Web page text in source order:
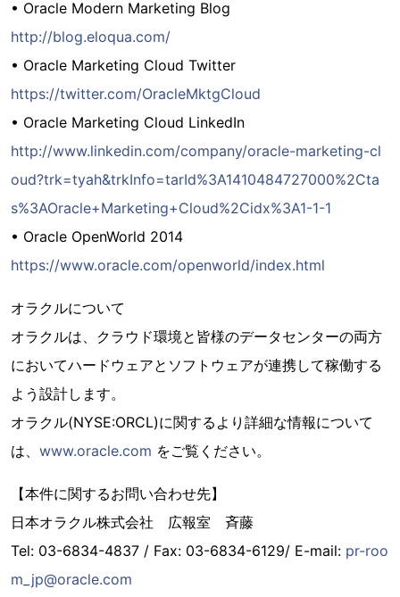
• Oracle Modern Marketing Blog
http://blog.eloqua.com/
• Oracle Marketing Cloud Twitter
https://twitter.com/OracleMktgCloud
• Oracle Marketing Cloud LinkedIn
http://www.linkedin.com/company/oracle-marketing-cl
oud?trk=tyah&trkInfo=tarId%3A1410484727000%2Cta
s%3AOracle+Marketing+Cloud%2Cidx%3A1-1-1
• Oracle OpenWorld 2014
https://www.oracle.com/openworld/index.html
オラクルについて
オラクルは、クラウド環境と皆様のデータセンターの両方
においてハードウェアとソフトウェアが連携して稼働する
よう設計します。
オラクル(NYSE:ORCL)に関するより詳細な情報について
は、 www.oracle.com をご覧ください。
【本件に関するお問い合わせ先】
日本オラクル株式会社 広報室 斉藤
Tel: 03-6834-4837 / Fax: 03-6834-6129/ E-mail: pr-roo
m_jp@oracle.com